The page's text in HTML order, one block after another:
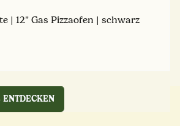
| 12" Gas Pizzaofen | schwarz
ENTDECKEN